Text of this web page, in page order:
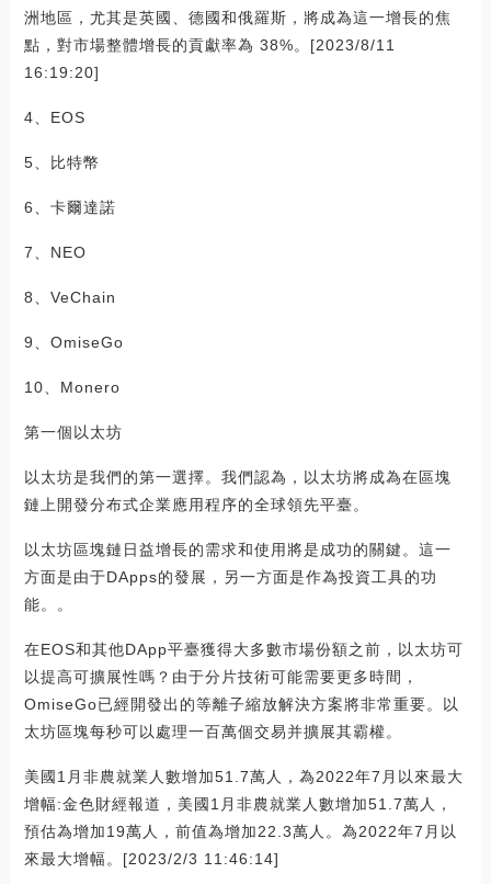
洲地區，尤其是英國、德國和俄羅斯，將成為這一增長的焦
點，對市場整體增長的貢獻率為 38%。[2023/8/11
16:19:20]
4、EOS
5、比特幣
6、卡爾達諾
7、NEO
8、VeChain
9、OmiseGo
10、Monero
第一個以太坊
以太坊是我們的第一選擇。我們認為，以太坊將成為在區塊
鏈上開發分布式企業應用程序的全球領先平臺。
以太坊區塊鏈日益增長的需求和使用將是成功的關鍵。這一
方面是由于DApps的發展，另一方面是作為投資工具的功
能。。
在EOS和其他DApp平臺獲得大多數市場份額之前，以太坊可
以提高可擴展性嗎？由于分片技術可能需要更多時間，
OmiseGo已經開發出的等離子縮放解決方案將非常重要。以
太坊區塊每秒可以處理一百萬個交易并擴展其霸權。
美國1月非農就業人數增加51.7萬人，為2022年7月以來最大
增幅:金色財經報道，美國1月非農就業人數增加51.7萬人，
預估為增加19萬人，前值為增加22.3萬人。為2022年7月以
來最大增幅。[2023/2/3 11:46:14]